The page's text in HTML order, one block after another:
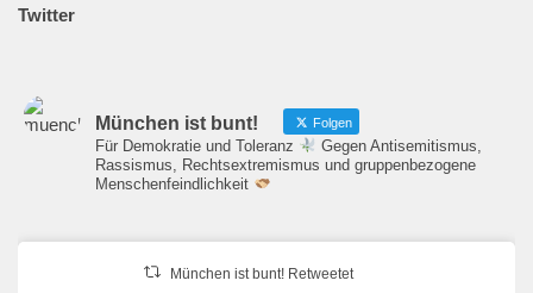
Twitter
München ist bunt! Folgen
Für Demokratie und Toleranz
Gegen Antisemitismus,
Rassismus, Rechtsextremismus und gruppenbezogene
Menschenfeindlichkeit
München ist bunt! Retweetet